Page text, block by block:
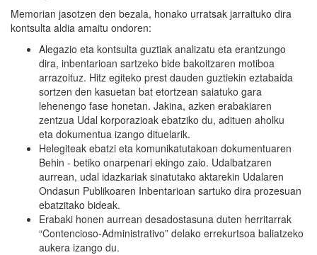
Memorian jasotzen den bezala, honako urratsak jarraituko dira
kontsulta aldia amaitu ondoren:
Alegazio eta kontsulta guztiak analizatu eta erantzungo
dira, inbentarioan sartzeko bide bakoitzaren motiboa
arrazoituz. Hitz egiteko prest dauden guztiekin eztabaida
sortzen den kasuetan bat etortzean saiatuko gara
lehenengo fase honetan. Jakina, azken erabakiaren
zentzua Udal korporazioak ebatziko du, adituen aholku
eta dokumentua izango dituelarik.
Helegiteak ebatzi eta komunikatutakoan dokumentuaren
Behin - betiko onarpenari ekingo zaio. Udalbatzaren
aurrean, udal idazkariak sinatutako aktarekin Udalaren
Ondasun Publikoaren Inbentarioan sartuko dira prozesuan
ebatzitako bideak.
Erabaki honen aurrean desadostasuna duten herritarrak
“Contencioso-Administrativo” delako errekurtsoa baliatzeko
aukera izango du.